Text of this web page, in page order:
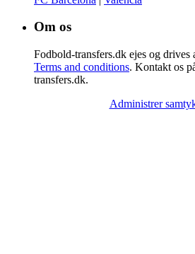
Om os
Fodbold-transfers.dk ejes og drives
Terms and conditions. Kontakt os
transfers.dk.
Administrer